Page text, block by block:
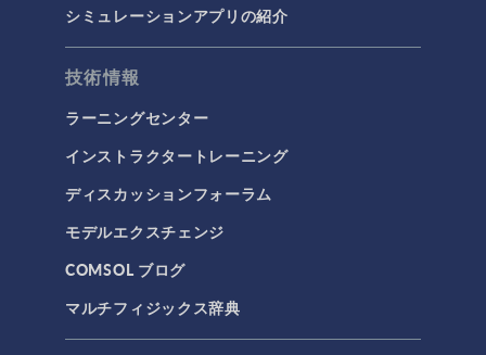
シミュレーションアプリの紹介
技術情報
ラーニングセンター
インストラクタートレーニング
ディスカッションフォーラム
モデルエクスチェンジ
COMSOL ブログ
マルチフィジックス辞典